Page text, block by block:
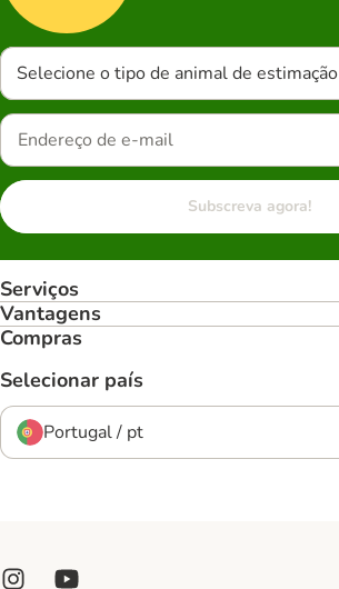
Selecione o tipo de animal de estimação
Subscreva agora!
Serviços
Vantagens
Compras
Selecionar país
Portugal / pt